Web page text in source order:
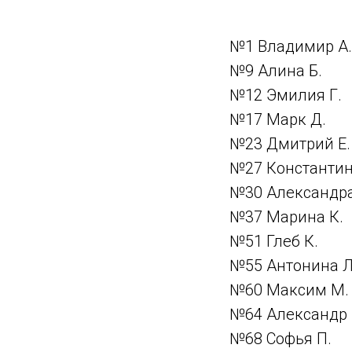
№1 Владимир А.
№9 Алина Б.
№12 Эмилия Г.
№17 Марк Д.
№23 Дмитрий Е.
№27
№30
№37 Марина К.
№51 Глеб К.
№55 Антонина
№60 Максим М.
№64
№68 Софья П.